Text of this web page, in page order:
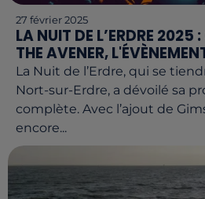
27 février 2025
LA NUIT DE L’ERDRE 2025
THE AVENER,
La Nuit de l’Erdre, qui se
Nort-sur-Erdre, a dévoilé sa
complète. Avec l’ajout de
encore...